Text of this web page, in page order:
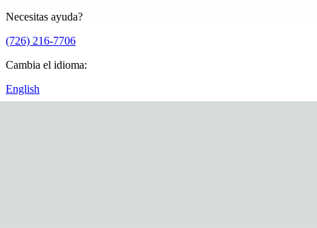
Necesitas ayuda?
(726) 216-7706
Cambia el idioma:
English